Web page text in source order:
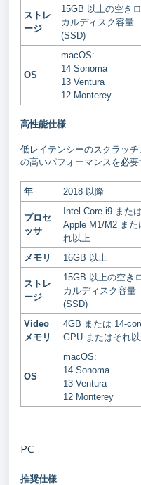
ストレ
ージ
15GB 以上の空き
カルディスク容量
(SSD)
OS
macOS:
14 Sonoma
13 Ventura
12 Monterey
高性能仕様
低レイテンシーのスクラッ
の高いパフォーマンスを必
年 2018 以降
プロセ
ッサ
Intel Core i9 または
Apple M1/M2 また
れ以上
メモリ
16GB 以上
ストレ
ージ
15GB 以上の空き
カルディスク容量
(SSD)
Video
メモリ
4GB または 14-
GPU またはそれ
OS
macOS:
14 Sonoma
13 Ventura
12 Monterey
PC
推奨仕様